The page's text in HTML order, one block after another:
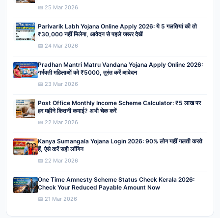
📅 25 Mar 2026
Parivarik Labh Yojana Online Apply 2026: ये 5 गलतियां की तो
₹30,000 नहीं मिलेगा, आवेदन से पहले जरूर देखें
📅 24 Mar 2026
Pradhan Mantri Matru Vandana Yojana Apply Online 2026:
गर्भवती महिलाओं को ₹5000, तुरंत करें आवेदन
📅 23 Mar 2026
Post Office Monthly Income Scheme Calculator: ₹5 लाख पर
हर महीने कितनी कमाई? अभी चेक करें
📅 22 Mar 2026
Kanya Sumangala Yojana Login 2026: 90% लोग यहीं गलती करते
हैं, ऐसे करें सही लॉगिन
📅 22 Mar 2026
One Time Amnesty Scheme Status Check Kerala 2026:
Check Your Reduced Payable Amount Now
📅 21 Mar 2026